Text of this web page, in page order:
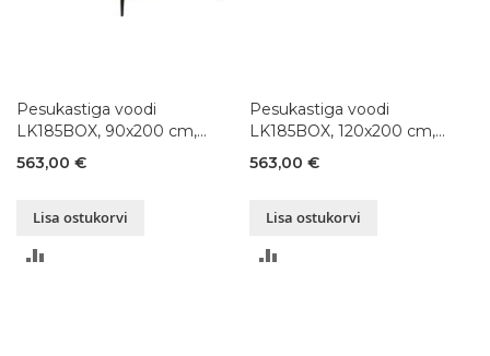
Pesukastiga voodi
LK185BOX, 90x200 cm,
pöök, värvivalik
563,00 €
Lisa ostukorvi
Pesukastiga voodi
LK185BOX, 120x200 cm,
pöök, värvivalik
563,00 €
Lisa ostukorvi